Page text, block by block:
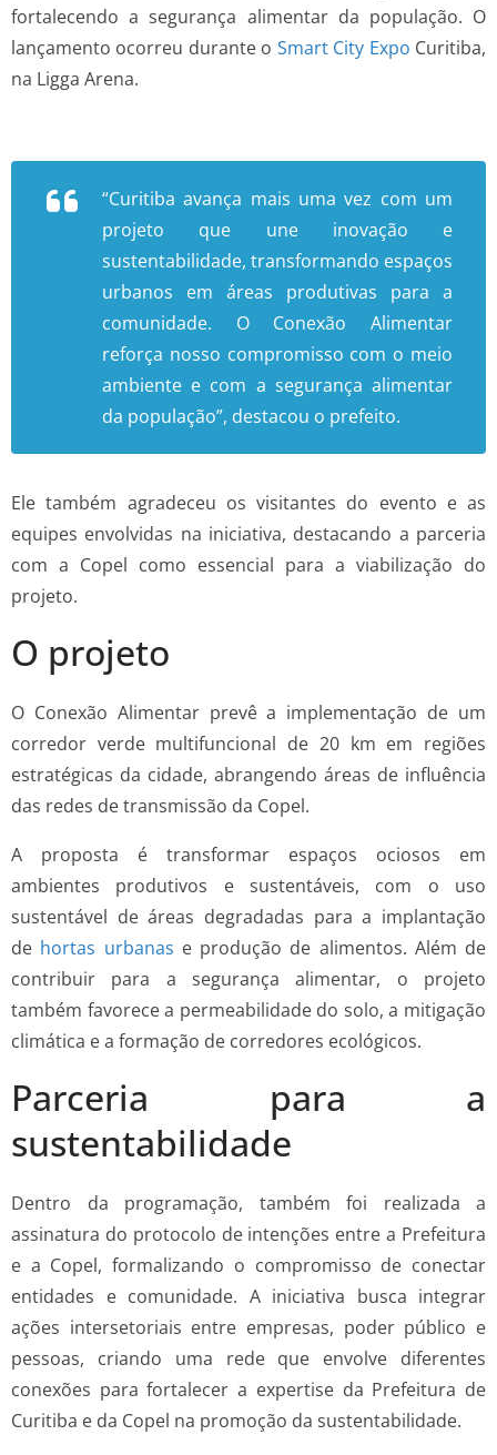
fortalecendo a segurança alimentar da população. O
lançamento ocorreu durante o Smart City Expo Curitiba,
na Ligga Arena.
“Curitiba avança mais uma vez com um
projeto que une inovação e
sustentabilidade, transformando espaços
urbanos em áreas produtivas para a
comunidade. O Conexão Alimentar
reforça nosso compromisso com o meio
ambiente e com a segurança alimentar
da população”, destacou o prefeito.
Ele também agradeceu os visitantes do evento e as
equipes envolvidas na iniciativa, destacando a parceria
com a Copel como essencial para a viabilização do
projeto.
O projeto
O Conexão Alimentar prevê a implementação de um
corredor verde multifuncional de 20 km em regiões
estratégicas da cidade, abrangendo áreas de influência
das redes de transmissão da Copel.
A proposta é transformar espaços ociosos em
ambientes produtivos e sustentáveis, com o uso
sustentável de áreas degradadas para a implantação
de hortas urbanas e produção de alimentos. Além de
contribuir para a segurança alimentar, o projeto
também favorece a permeabilidade do solo, a mitigação
climática e a formação de corredores ecológicos.
Parceria para a
sustentabilidade
Dentro da programação, também foi realizada a
assinatura do protocolo de intenções entre a Prefeitura
e a Copel, formalizando o compromisso de conectar
entidades e comunidade. A iniciativa busca integrar
ações intersetoriais entre empresas, poder público e
pessoas, criando uma rede que envolve diferentes
conexões para fortalecer a expertise da Prefeitura de
Curitiba e da Copel na promoção da sustentabilidade.